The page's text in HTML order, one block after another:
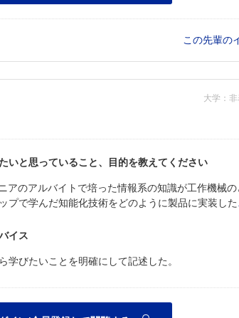
この先輩の
大学：
いと思っていること、目的を教えてください
アのアルバイトで培った情報系の知識が工作機械
プで学んだ知能化技術をどのように製品に実装した
イス
びたいことを明確にして記述した。